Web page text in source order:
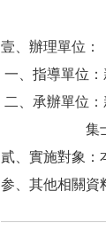
壹、辦理單位：
一、指導單位
二、承辦單位
集士國際
貳、實施對象：
参、其他相關資